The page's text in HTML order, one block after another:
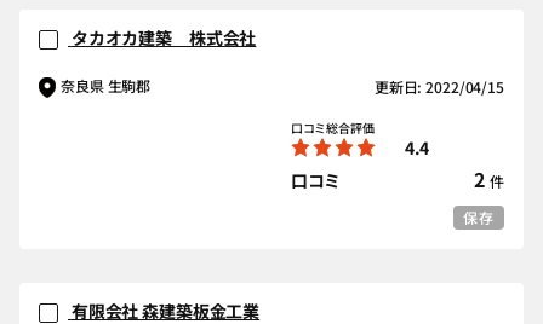
タカオカ建築 株式会社
奈良県 生駒郡 更新日: 2022/04/15
口コミ総合評価
4.4
口コミ
2 件
保存
有限会社 森建築板金工業